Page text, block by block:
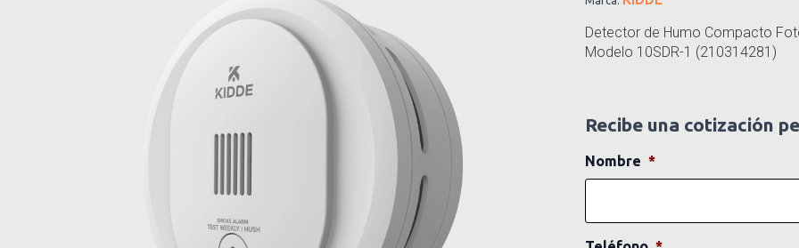
Detector de Humo Compacto
Modelo 10SDR-1 (210314281)
Recibe una cotización
Nombre *